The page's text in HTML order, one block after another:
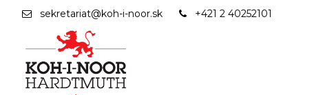
sekretariat@koh-i-noor.sk +421 2 40252101